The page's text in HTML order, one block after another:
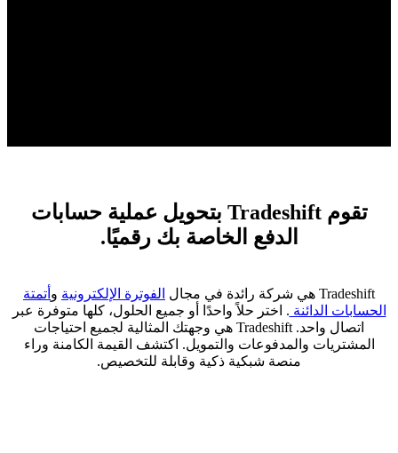
تقوم Tradeshift بتحويل عملية حسابات
الدفع الخاصة بك رقميًا.
Tradeshift هي شركة رائدة في مجال الفوترة الإلكترونيةو أتمتة
الحسابات الدائنة. اختر حلاً واحدًا أو جميع الحلول، كلها متوفرة عبر
اتصال واحد. Tradeshift هي وجهتك المثالية لجميع احتياجات
المشتريات والمدفوعات والتمويل. اكتشف القيمة الكامنة وراء
منصة شبكية ذكية وقابلة للتخصيص .